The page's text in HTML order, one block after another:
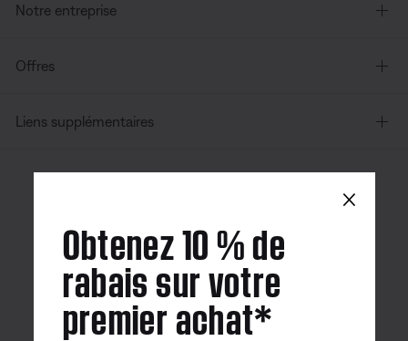
Notre entreprise
Offres
Liens supplémentaires
Bose
Bose Connect
Bose QCE
×
Obtenez 10 % de
rabais sur votre
premier achat*